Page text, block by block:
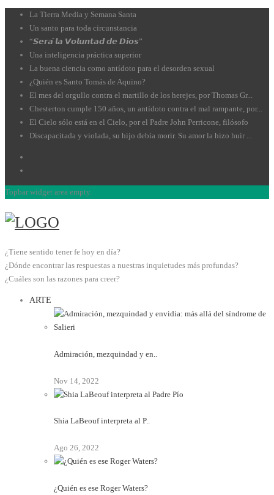
La Tierra Media y Semana Santa
Un santo para toda circunstancia
“𝙎𝙚𝙧𝙖́ 𝙡𝙖 𝙑𝙤𝙡𝙪𝙣𝙩𝙖𝙙 𝙙𝙚 𝘿𝙞𝙤𝙨”
Una inteligencia práctica superior
La buena ciencia como antídoto para el desorden sexual
¿Quién es Santo Tomás de Aquino?
El mes del orgullo contra el martillo de los herejes, por Thomas Gr...
Chesterton cumple 150 años, un antídoto contra el mal rampante, por...
El Cielo sólo está en el Cielo, por el Padre John Perricone, filósofo
Discapacitada y violada, su hijo debía morir. Su amor la hizo huir ...
Topbar widget area empty.
¿Tiene sentido tener fe hoy en día?
¿Dónde encontrar las respuestas a nuestras inquietudes más profundas?
¿Cuáles son las razones para creer?
ARTE
Admiración, mezquindad y en..
Nov 14, 2022
Shia LaBeouf interpreta al P..
Ago 26, 2022
¿Quién es ese Roger Waters?